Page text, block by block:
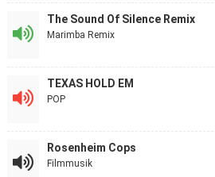
The Sound Of Silence Remix
Marimba Remix
TEXAS HOLD EM
POP
Rosenheim Cops
Filmmusik